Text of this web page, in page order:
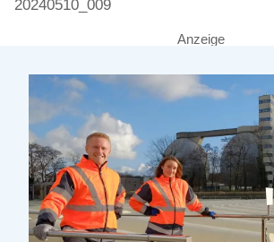
20240510_009
Anzeige